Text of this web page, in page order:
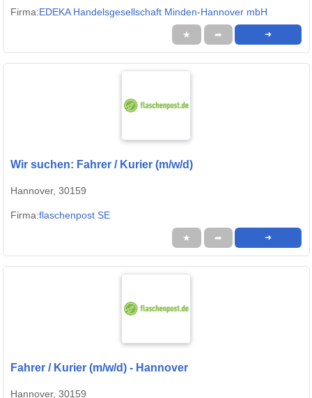
Firma:EDEKA Handelsgesellschaft Minden-Hannover mbH
★ ➦ ➜
Wir suchen: Fahrer / Kurier (m/w/d)
Hannover, 30159
Firma:flaschenpost SE
★ ➦ ➜
Fahrer / Kurier (m/w/d) - Hannover
Hannover, 30159